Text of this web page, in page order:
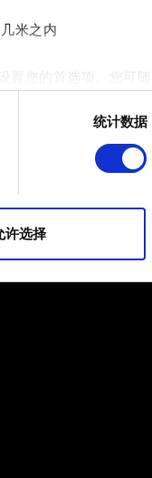
米之内
置您的首选项。您可
是非强制性的，可以
供一些您可能会感
详细信息，并调整您
统计数据
许选择